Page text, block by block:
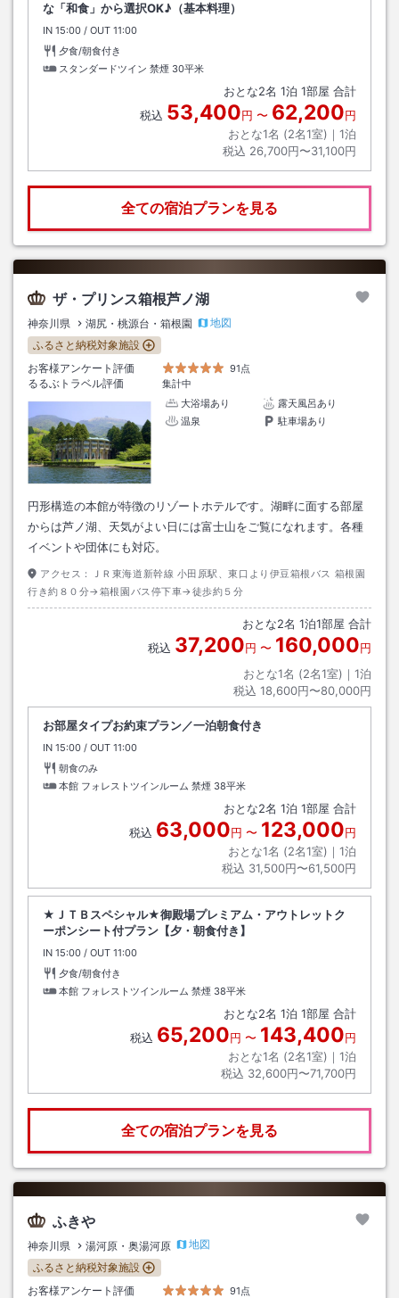
な「和食」から選択OK♪（基本料理）
IN チェックイン
15:00 / OUT チェックアウト
11:00
夕食/朝食付き
スタンダードツイン 禁煙 30平米
おとな2名 1泊 1部屋 合計
税込 53,400円 〜 62,200円
おとな1名 (2名1室)｜ 1泊
税込 26,700円〜31,100円
全ての宿泊プランを見る
ザ・プリンス箱根芦ノ湖
神奈川県 湖尻・桃源台・箱根園
地図
ふるさと納税対象施設
お客様アンケート評価
91点
るるぶトラベル評価
集計中
大浴場あり
露天風呂あり
温泉
駐車場あり
円形構造の本館が特徴のリゾートホテルです。湖畔に面する部屋
からは芦ノ湖、天気がよい日には富士山をご覧になれます。各種
イベントや団体にも対応。
アクセス：
ＪＲ東海道新幹線 小田原駅、東口より伊豆箱根バス 箱根園
行き約８０分→箱根園バス停下車→徒歩約５分
おとな2名 1泊1部屋 合計
税込 37,200円 〜 160,000円
おとな1名 (2名1室)｜ 1泊
税込 18,600円〜80,000円
お部屋タイプお約束プラン／一泊朝食付き
IN チェックイン
15:00 / OUT チェックアウト
11:00
朝食のみ
本館 フォレストツインルーム 禁煙 38平米
おとな2名 1泊 1部屋 合計
税込 63,000円 〜 123,000円
おとな1名 (2名1室)｜ 1泊
税込 31,500円〜61,500円
★ＪＴＢスペシャル★御殿場プレミアム・アウトレットク
ーポンシート付プラン【夕・朝食付き】
IN チェックイン
15:00 / OUT チェックアウト
11:00
夕食/朝食付き
本館 フォレストツインルーム 禁煙 38平米
おとな2名 1泊 1部屋 合計
税込 65,200円 〜 143,400円
おとな1名 (2名1室)｜ 1泊
税込 32,600円〜71,700円
全ての宿泊プランを見る
ふきや
神奈川県 湯河原・奥湯河原
地図
ふるさと納税対象施設
お客様アンケート評価
91点